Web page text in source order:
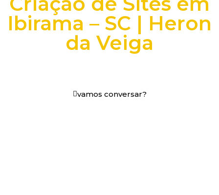
Ibirama – SC | Heron
da Veiga
vamos conversar?